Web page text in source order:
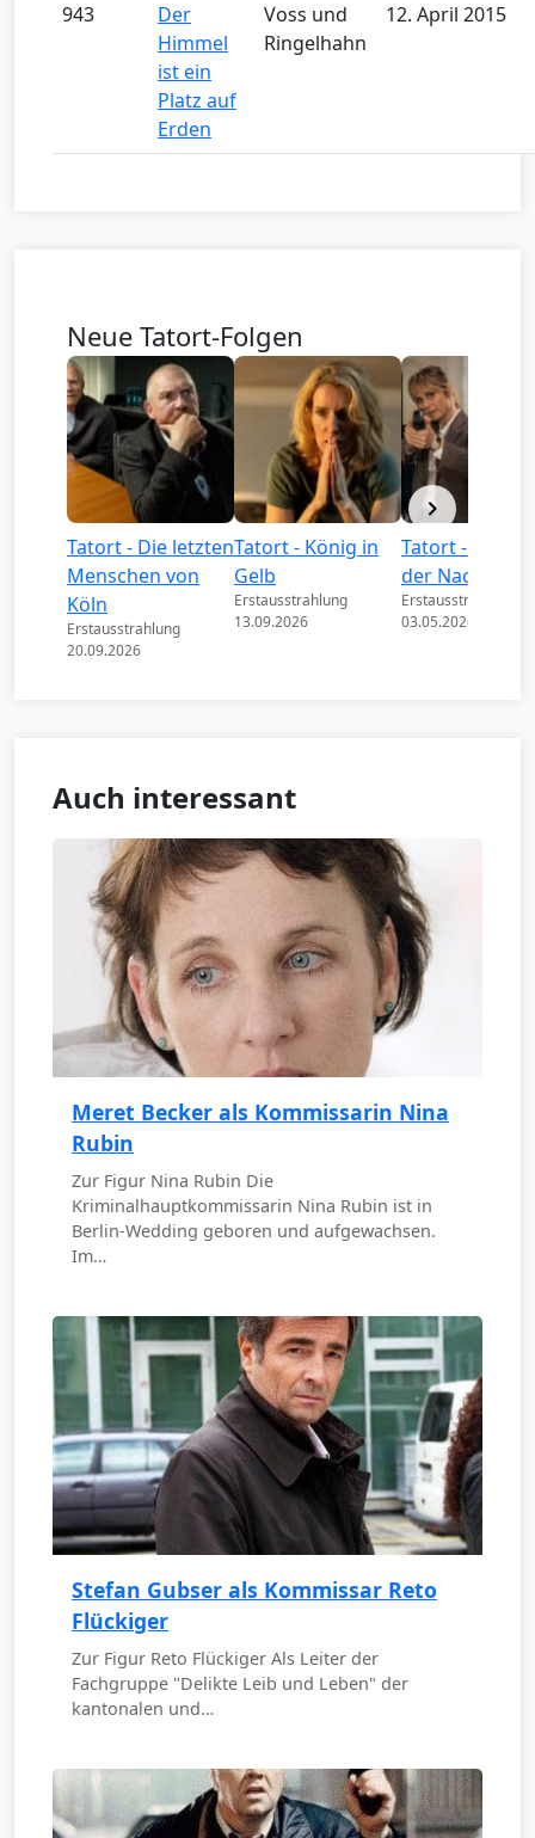
943
Der
Himmel
ist ein
Platz auf
Erden
Voss und
Ringelhahn
12. April 2015
Neue Tatort-Folgen
Tatort - Die letzten
Menschen von
Köln
Erstausstrahlung
20.09.2026
Tatort - König in
Gelb
Erstausstrahlung
13.09.2026
Tatort - Könige
der Nacht
Erstausstrahlung
03.05.2026
Auch interessant
Meret Becker als Kommissarin Nina
Rubin
Zur Figur Nina Rubin Die
Kriminalhauptkommissarin Nina Rubin ist in
Berlin-Wedding geboren und aufgewachsen.
Im…
Stefan Gubser als Kommissar Reto
Flückiger
Zur Figur Reto Flückiger Als Leiter der
Fachgruppe "Delikte Leib und Leben" der
kantonalen und…